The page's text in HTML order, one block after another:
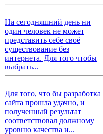
На сегодняшний день ни
один человек не может
представить себе своё
существование без
интернета. Для того чтобы
выбрать...
Для того, что бы разработка
сайта прошла удачно, и
полученный результат
соответствовал должному
уровню качества и...